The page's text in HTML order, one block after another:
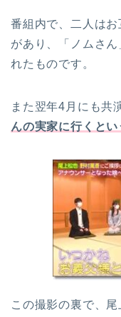
番組内で、二人は
があり、「ノムさ
れたものです。
また翌年4月にも共
んの実家に行くとい
この撮影の裏で、